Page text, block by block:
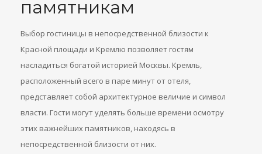
памятникам
Выбор гостиницы в непосредственной близости к
Красной площади и Кремлю позволяет гостям
насладиться богатой историей Москвы. Кремль,
расположенный всего в паре минут от отеля,
представляет собой архитектурное величие и символ
власти. Гости могут уделять больше времени осмотру
этих важнейших памятников, находясь в
непосредственной близости от них.